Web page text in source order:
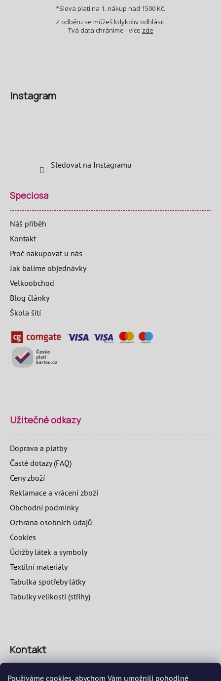
Používáme cookies, abychom Vám umožnili pohodlné
*Sleva platí na 1. nákup nad 1500 Kč.
Z odběru se můžeš kdykoliv odhlásit.
Tvá data chráníme - více zde
Instagram
Sledovat na Instagramu
Speciosa
Náš příběh
Kontakt
Proč nakupovat u nás
Jak balíme objednávky
Velkoobchod
Blog články
Škola šití
Užitečné odkazy
Doprava a platby
Časté dotazy (FAQ)
Ceny zboží
Reklamace a vrácení zboží
Obchodní podmínky
Ochrana osobních údajů
Cookies
Údržby látek a symboly
Textilní materiály
Tabulka spotřeby látky
Tabulky velikostí (střihy)
Kontakt
info@speciosa.eu